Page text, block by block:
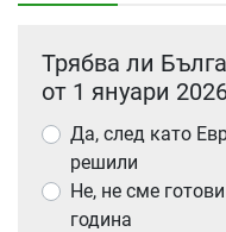
Трябва ли
от 1 януари
Да, след като
решили
Не, не сме
година